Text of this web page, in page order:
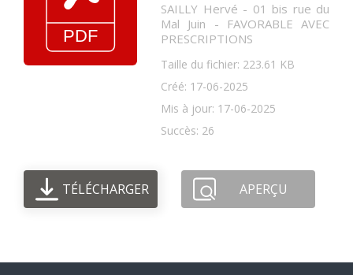
SAILLY Hervé - 01 bis rue du
Mal Juin - FAVORABLE AVEC
PRESCRIPTIONS
Taille du fichier: 223.61 KB
Créé: 17-06-2025
Mis à jour: 17-06-2025
Succès: 26
TÉLÉCHARGER APERÇU